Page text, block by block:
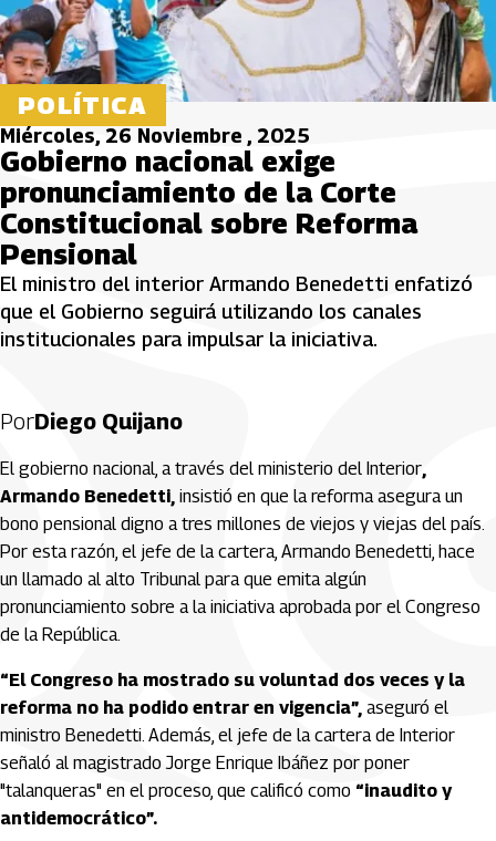
POLÍTICA
Miércoles, 26 Noviembre , 2025
Gobierno nacional exige
pronunciamiento de la Corte
Constitucional sobre Reforma
Pensional
El ministro del interior Armando Benedetti enfatizó
que el Gobierno seguirá utilizando los canales
institucionales para impulsar la iniciativa.
PorDiego Quijano
El gobierno nacional, a través del ministerio del Interior,
Armando Benedetti, insistió en que la reforma asegura un
bono pensional digno a tres millones de viejos y viejas del país.
Por esta razón, el jefe de la cartera, Armando Benedetti, hace
un llamado al alto Tribunal para que emita algún
pronunciamiento sobre a la iniciativa aprobada por el Congreso
de la República.
“El Congreso ha mostrado su voluntad dos veces y la
reforma no ha podido entrar en vigencia”, aseguró el
ministro Benedetti. Además, el jefe de la cartera de Interior
señaló al magistrado Jorge Enrique Ibáñez por poner
"talanqueras" en el proceso, que calificó como “inaudito y
antidemocrático”.